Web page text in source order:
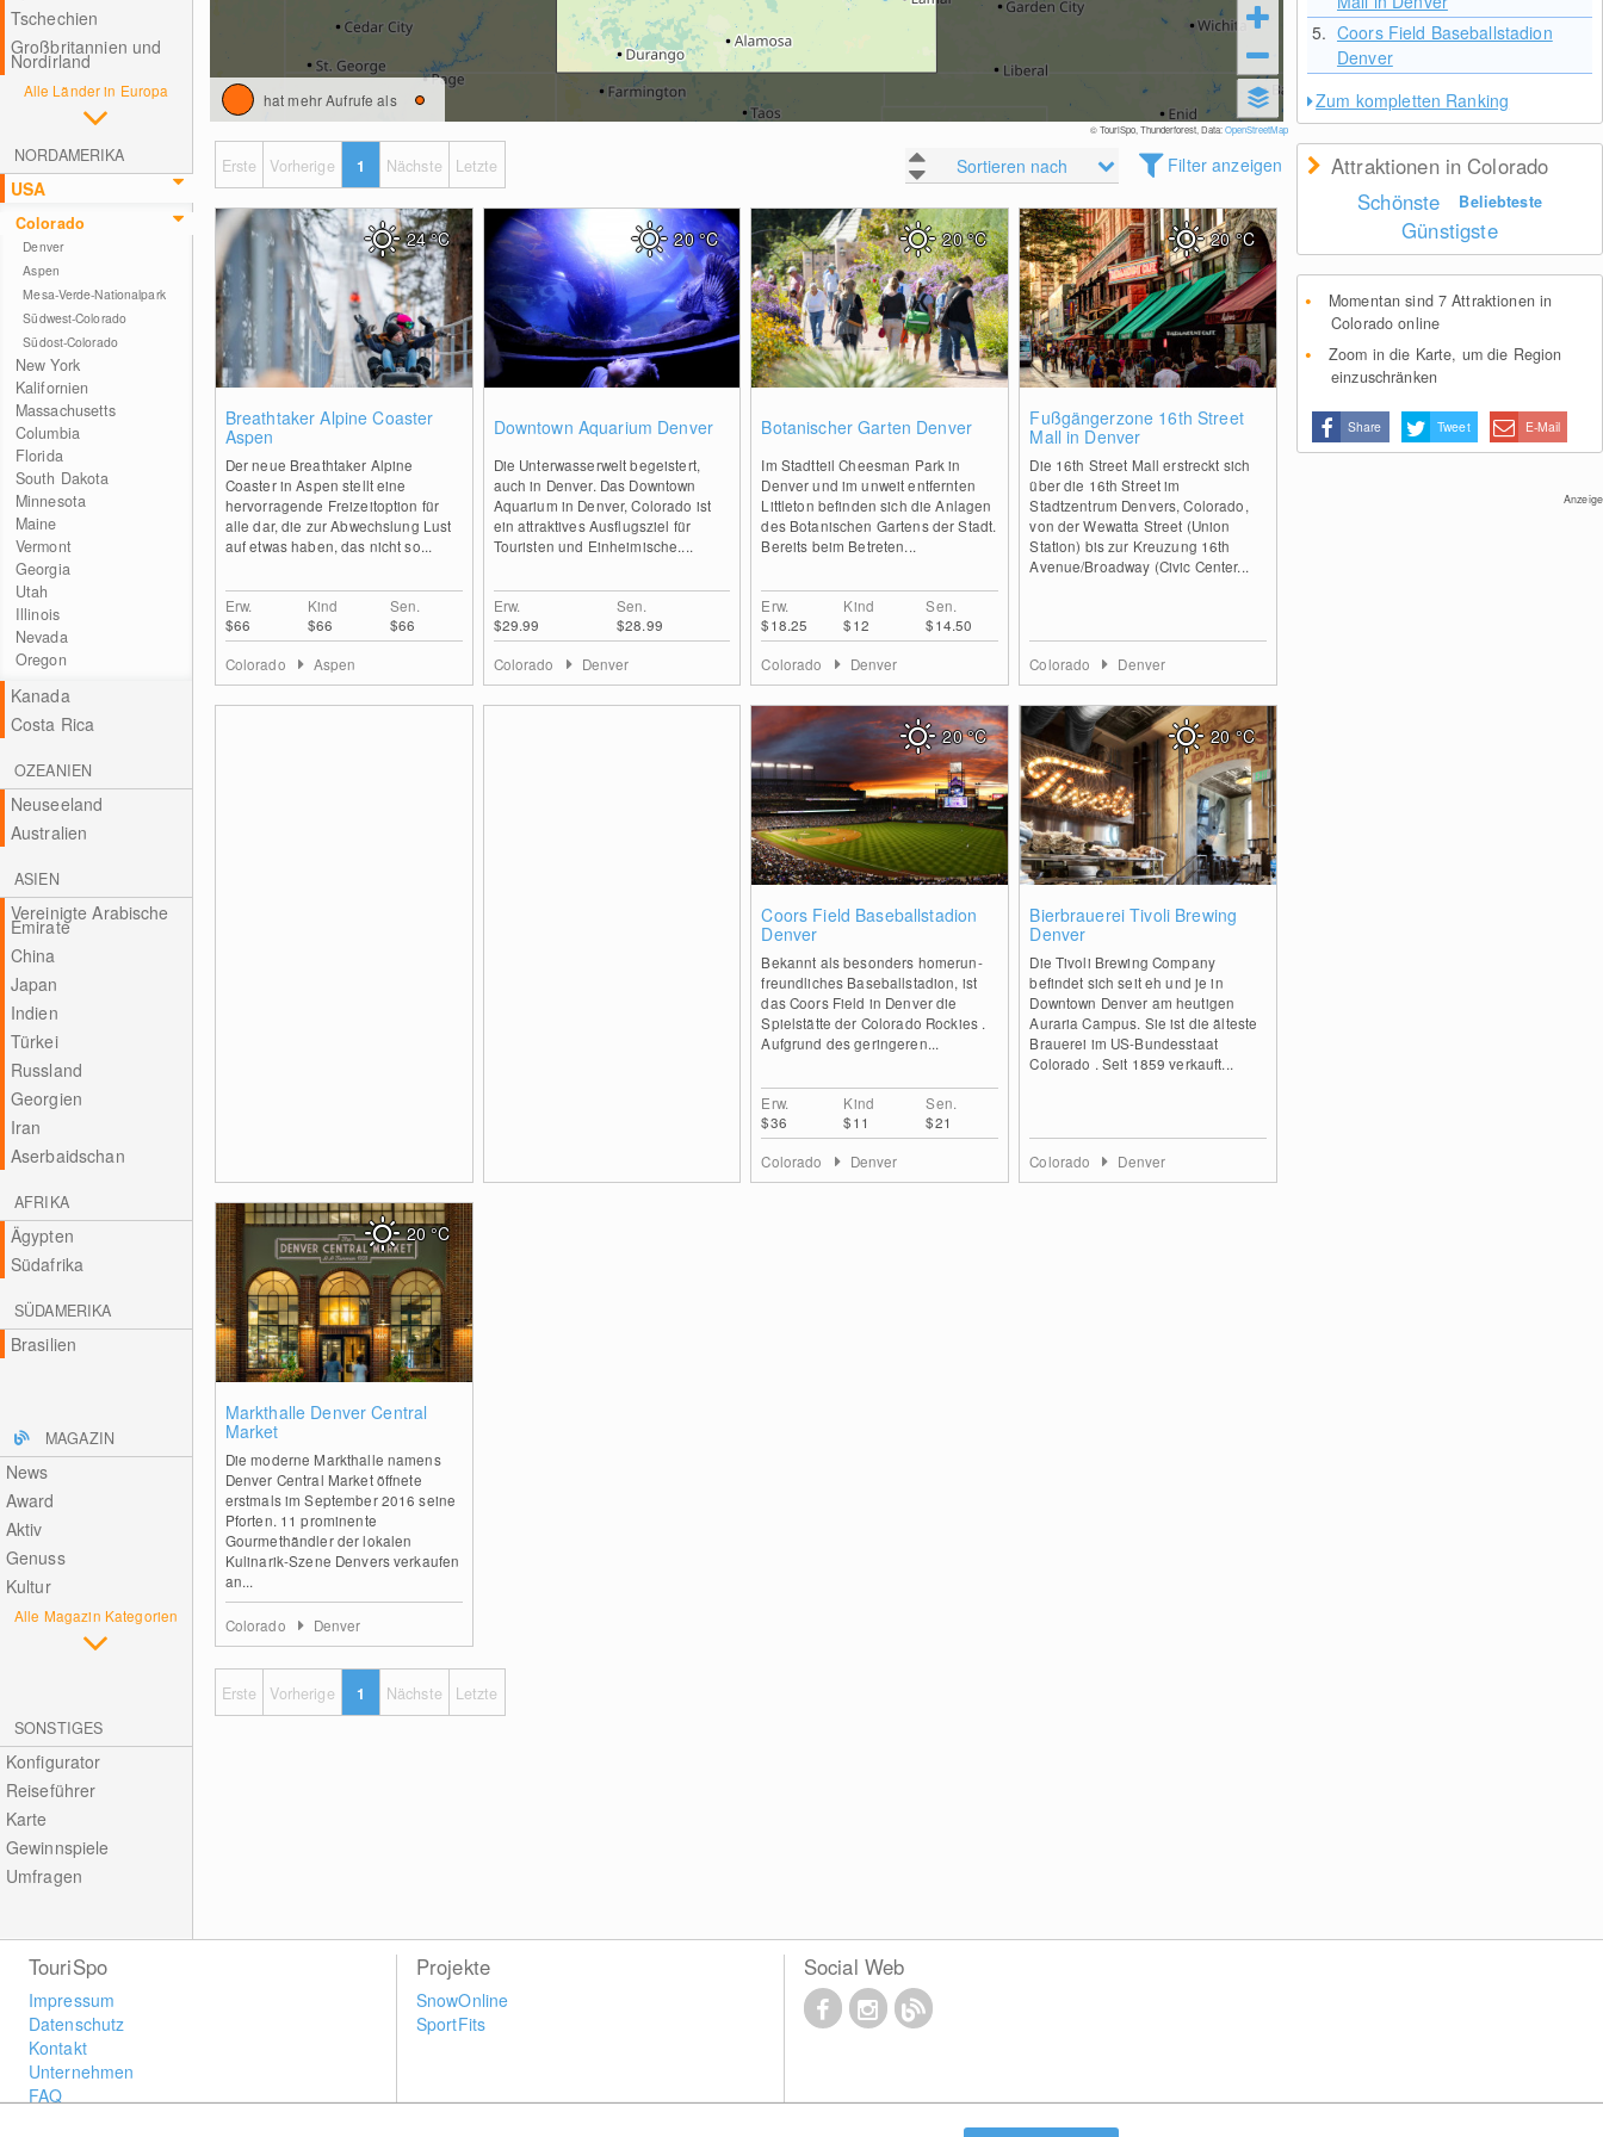
Tschechien
Großbritannien und
Nordirland
Alle Länder in Europa
NORDAMERIKA
USA
Colorado
Denver
Aspen
Mesa-Verde-Nationalpark
Südwest-Colorado
Südost-Colorado
New York
Kalifornien
Massachusetts
Columbia
Florida
South Dakota
Minnesota
Maine
Vermont
Georgia
Utah
Illinois
Nevada
Oregon
Kanada
Costa Rica
OZEANIEN
Neuseeland
Australien
ASIEN
Vereinigte Arabische
Emirate
China
Japan
Indien
Türkei
Russland
Georgien
Iran
Aserbaidschan
AFRIKA
Ägypten
Südafrika
SÜDAMERIKA
Brasilien
MAGAZIN
News
Award
Aktiv
Genuss
Kultur
Alle Magazin Kategorien
SONSTIGES
Konfigurator
Reiseführer
Karte
Gewinnspiele
Umfragen
hat mehr Aufrufe als
© TouriSpo, Thunderforest, Data:OpenStreetMap
Sortieren nach Filter anzeigen
Erste Vorherige 1 Nächste Letzte
Breathtaker Alpine Coaster
Aspen
Der neue Breathtaker Alpine
Coaster in Aspen stellt eine
hervorragende Freizeitoption für
alle dar, die zur Abwechslung Lust
auf etwas haben, das nicht so...
Erw.
$66
Kind
$66
Sen.
$66
24°C
Colorado Aspen
Downtown Aquarium Denver
Die Unterwasserwelt begeistert,
auch in Denver. Das Downtown
Aquarium in Denver, Colorado ist
ein attraktives Ausflugsziel für
Touristen und Einheimische....
Erw.
$29.99
Sen.
$28.99
20°C
Colorado Denver
Botanischer Garten Denver
Im Stadtteil Cheesman Park in
Denver und im unweit entfernten
Littleton befinden sich die Anlagen
des Botanischen Gartens der Stadt.
Bereits beim Betreten...
Erw.
$18.25
Kind
$12
Sen.
$14.50
20°C
Colorado Denver
Fußgängerzone 16th Street
Mall in Denver
Die 16th Street Mall erstreckt sich
über die 16th Street im
Stadtzentrum Denvers, Colorado,
von der Wewatta Street (Union
Station) bis zur Kreuzung 16th
Avenue/Broadway (Civic Center...
20°C
Colorado Denver
Coors Field Baseballstadion
Denver
Bekannt als besonders homerun-
freundliches Baseballstadion, ist
das Coors Field in Denver die
Spielstätte der Colorado Rockies .
Aufgrund des geringeren...
Erw.
$36
Kind
$11
Sen.
$21
20°C
Colorado Denver
Bierbrauerei Tivoli Brewing
Denver
Die Tivoli Brewing Company
befindet sich seit eh und je in
Downtown Denver am heutigen
Auraria Campus. Sie ist die älteste
Brauerei im US-Bundesstaat
Colorado . Seit 1859 verkauft...
20°C
Colorado Denver
Markthalle Denver Central
Market
Die moderne Markthalle namens
Denver Central Market öffnete
erstmals im September 2016 seine
Pforten. 11 prominente
Gourmethändler der lokalen
Kulinarik-Szene Denvers verkaufen
an...
20°C
Colorado Denver
Erste Vorherige 1 Nächste Letzte
5. Coors Field Baseballstadion
Denver
Zum kompletten Ranking
Attraktionen in Colorado
Schönste
Beliebteste
Günstigste
Momentan sind 7 Attraktionen in
Colorado online
Zoom in die Karte, um die Region
einzuschränken
Share Tweet E-Mail
Anzeige
TouriSpo
Impressum
Datenschutz
Kontakt
Unternehmen
FAQ
Projekte
SnowOnline
SportFits
Social Web